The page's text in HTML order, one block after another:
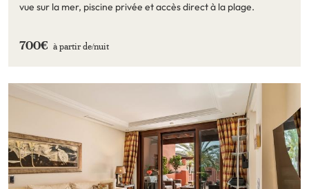
vue sur la mer, piscine privée et accès direct à la plage.
700€ à partir de/nuit